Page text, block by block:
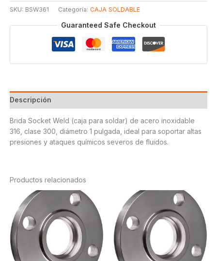
SKU: BSW361 Categoría: CAJA SOLDABLE
Guaranteed Safe Checkout
Descripción
Brida Socket Weld (caja para soldar) de acero inoxidable
316, clase 300, diámetro 1 pulgada, ideal para soportar altas
presiones y ataques químicos severos de fluidos.
Productos relacionados